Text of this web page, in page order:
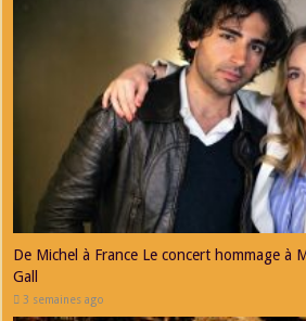
De Michel à France Le concert hommage à
Gall
3 semaines ago